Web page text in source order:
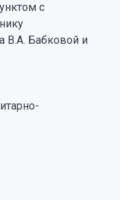
с
В.А. Бабковой и